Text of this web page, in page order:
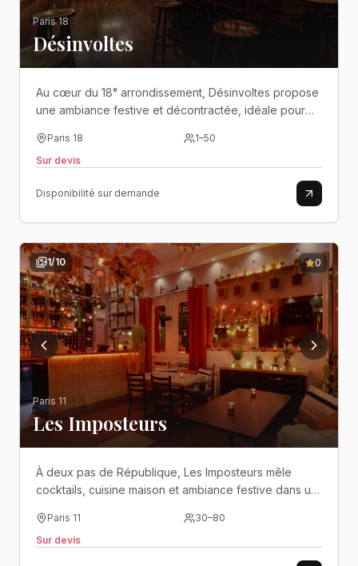
Paris 18
Désinvoltes
Au cœur du 18ᵉ arrondissement, Désinvoltes propose
une ambiance festive et décontractée, idéale pour
parisien..
Paris 18 1–50
Sur devis
Disponibilité sur demande
1/10 0
Paris 11
Les Imposteurs
À deux pas de République, Les Imposteurs mêle
cocktails, cuisine maison et ambiance festive dans un
Paris 11 30–80
Sur devis